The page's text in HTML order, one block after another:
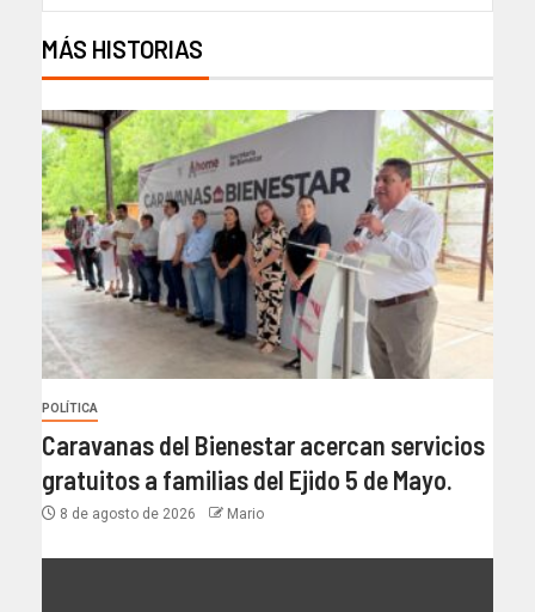
MÁS HISTORIAS
POLÍTICA
Caravanas del Bienestar acercan servicios
gratuitos a familias del Ejido 5 de Mayo.
8 de agosto de 2026 Mario